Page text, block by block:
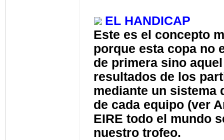
EL HANDICAP
Este es el concepto
porque esta copa no
de primera sino
resultados de los
mediante un sistema
de cada equipo (ver
EIRE todo el mundo
nuestro trofeo.